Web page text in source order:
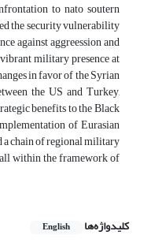
to nato soutern
the security vulnerability
against aggreession and
military presence at
in favor of the Syrian
the US and Turkey,
benefits to the Black
of Eurasian
chain of regional military
within the framework of
کلیدواژه‌ها English